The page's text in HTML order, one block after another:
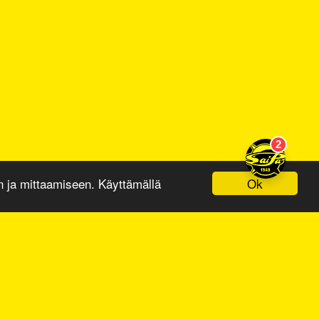
Ok
ja mittaamiseen. Käyttämällä